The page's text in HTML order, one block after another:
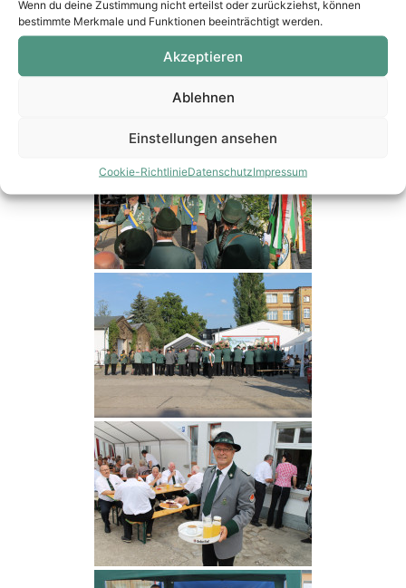
Wenn du deine Zustimmung nicht erteilst oder zurückziehst, können
bestimmte Merkmale und Funktionen beeinträchtigt werden.
Akzeptieren
Ablehnen
Einstellungen ansehen
Cookie-RichtlinieDatenschutzImpressum